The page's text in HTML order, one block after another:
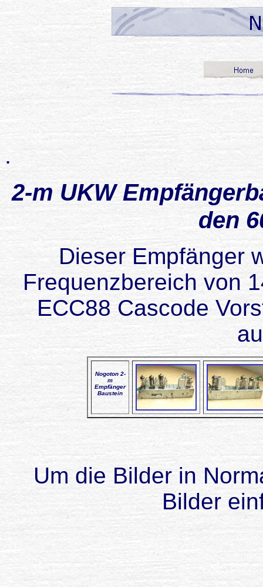
.
2-m UKW
den
Dieser Empfänger
Frequenzbereich von
ECC88 Cascode
Nogoton 2-
m
Empfänger
Baustein
Um die Bilder in
Bilder